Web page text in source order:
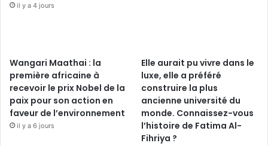
il y a 4 jours
Wangari Maathai : la
première africaine à
recevoir le prix Nobel de la
paix pour son action en
faveur de l’environnement
il y a 6 jours
Elle aurait pu vivre dans le
luxe, elle a préféré
construire la plus
ancienne université du
monde. Connaissez-vous
l’histoire de Fatima Al-
Fihriya ?